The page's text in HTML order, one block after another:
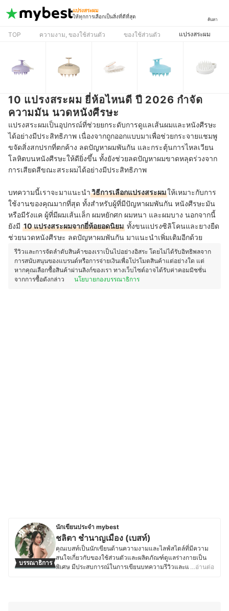
แปรงสระผม
ให้ทุกการเลือกเป็นสิ่งที่ดีที่สุด
ค้นหา
TOP ความงาม, ของใช้ส่วนตัว ของใช้ส่วนตัว แปรงสระผม
10 แปรงสระผม ยี่ห้อไหนดี ปี 2026 กำจัด
ความมัน นวดหนังศีรษะ
แปรงสระผมเป็นอุปกรณ์ที่ช่วยยกระดับการดูแลเส้นผมและหนังศีรษะ
ได้อย่างมีประสิทธิภาพ เนื่องจากถูกออกแบบมาเพื่อช่วยกระจายแชมพู
ขจัดสิ่งสกปรกที่ตกค้าง ลดปัญหาผมพันกัน และกระตุ้นการไหลเวียน
โลหิตบนหนังศีรษะให้ดียิ่งขึ้น ทั้งยังช่วยลดปัญหาผมขาดหลุดร่วงจาก
การเสียดสีขณะสระผมได้อย่างมีประสิทธิภาพ
บทความนี้เราจะมาแนะนำวิธีการเลือกแปรงสระผมให้เหมาะกับการ
ใช้งานของคุณมากที่สุด ทั้งสำหรับผู้ที่มีปัญหาผมพันกัน หนังศีรษะมัน
หรือมีรังแค ผู้ที่มีผมเส้นเล็ก ผมหยักศก ผมหนา และผมบาง นอกจากนี้
ยังมี 10 แปรงสระผมจากยี่ห้อยอดนิยม ทั้งขนแปรงซิลิโคนและยางยืด
ช่วยนวดหนังศีรษะ ลดปัญหาผมพันกัน มาแนะนำเพิ่มเติมอีกด้วย
รีวิวและการจัดลำดับสินค้าของเราเป็นไปอย่างอิสระ โดยไม่ได้รับอิทธิพลจาก
การสนับสนุนของแบรนด์หรือการจ่ายเงินเพื่อโปรโมตสินค้าแต่อย่างใด แต่
หากคุณเลือกซื้อสินค้าผ่านลิงก์ของเรา ทางเว็บไซต์อาจได้รับค่าคอมมิชชั่น
จากการซื้อดังกล่าว
นโยบายกองบรรณาธิการ
บรรณาธิการ
นักเขียนประจำ mybest
ชลิตา ชำนาญเมือง (เบสท์)
คุณเบสท์เป็นนักเขียนด้านความงามและไลฟ์สไตล์ที่มีความ
สนใจเกี่ยวกับของใช้ส่วนตัวและผลิตภัณฑ์ดูแลร่างกายเป็น
พิเศษ มีประสบการณ์ในการเขียนบทความรีวิวและแปลคอน
…อ่านต่อ